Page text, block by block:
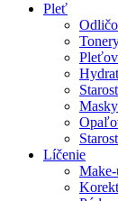
Pleť
Líčenie